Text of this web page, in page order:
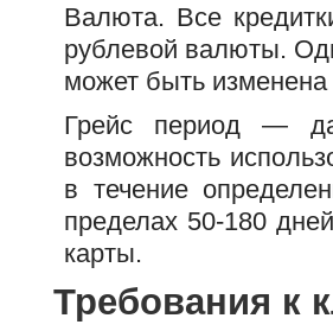
Валюта. Все
рублевой валюты.
может быть изменена
Грейс период —
возможность
в течение
пределах 50-180
карты.
Требования к